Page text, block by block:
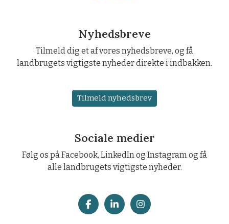
Nyhedsbreve
Tilmeld dig et af vores nyhedsbreve, og få
landbrugets vigtigste nyheder direkte i indbakken.
Tilmeld nyhedsbrev
Sociale medier
Følg os på Facebook, LinkedIn og Instagram og få
alle landbrugets vigtigste nyheder.